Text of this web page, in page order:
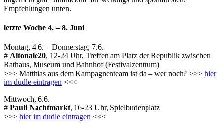
Empfehlungen unten.
letzte Woche 4. – 8. Juni
Montag, 4.6. – Donnerstag, 7.6.
# Altonale20, 12-24 Uhr, Treffen am Platz der Republik zwischen
Rathaus, Museum und Bahnhof (Festivalzentrum)
>>> Matthias aus dem Kampagnenteam ist da – wer noch? >>> hier
im dudle eintragen <<<
Mittwoch, 6.6.
# Pauli Nachtmarkt, 16-23 Uhr, Spielbudenplatz
>>> hier im dudle eintragen <<<